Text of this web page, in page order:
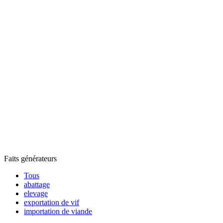
Faits générateurs
Tous
abattage
elevage
exportation de vif
importation de viande